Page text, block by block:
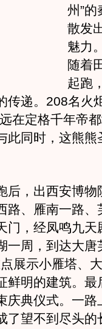
州”
散发
魅力
随着
起跑
传递。208名火
在定格千年帝
此同时，这熊熊
，出西安博物
路、雁南一路、
门，经凤鸣九天
一周，到达大唐
展示小雁塔、
鲜明的建筑。最
庆典仪式。一路
了望不到尽头的